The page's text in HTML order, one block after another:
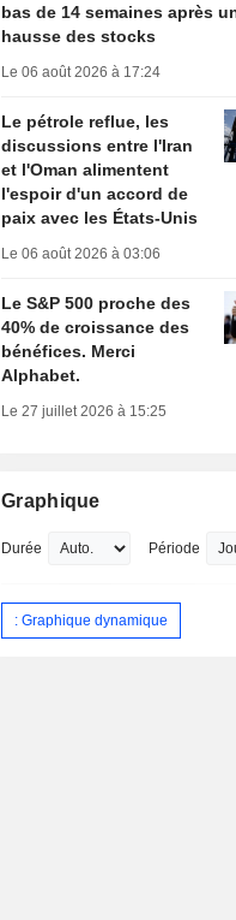
bas de 14 semaines après
hausse des stocks
Le 06 août 2026 à 17:24
Le pétrole reflue, les
discussions entre l'Iran
et l'Oman alimentent
l'espoir d'un accord de
paix avec les États-Unis
Le 06 août 2026 à 03:06
Le S&P 500 proche des
40% de croissance des
bénéfices. Merci
Alphabet.
Le 27 juillet 2026 à 15:25
Graphique
Durée Période
: Graphique dynamique